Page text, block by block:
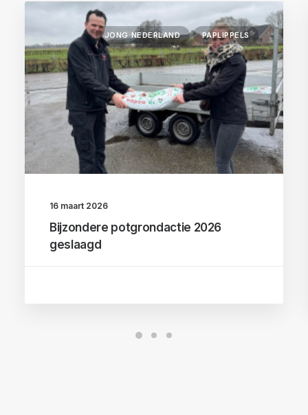
JONG NEDERLAND PAPLIPPELS
16 maart 2026
Bijzondere potgrondactie 2026
geslaagd